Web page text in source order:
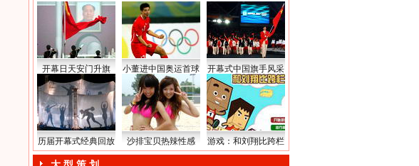
开幕日天安门升旗 小董进中国奥运首球 开幕式中国旗手风采
历届开幕式经典回放 沙排宝贝热辣性感 游戏：和刘翔比跨栏